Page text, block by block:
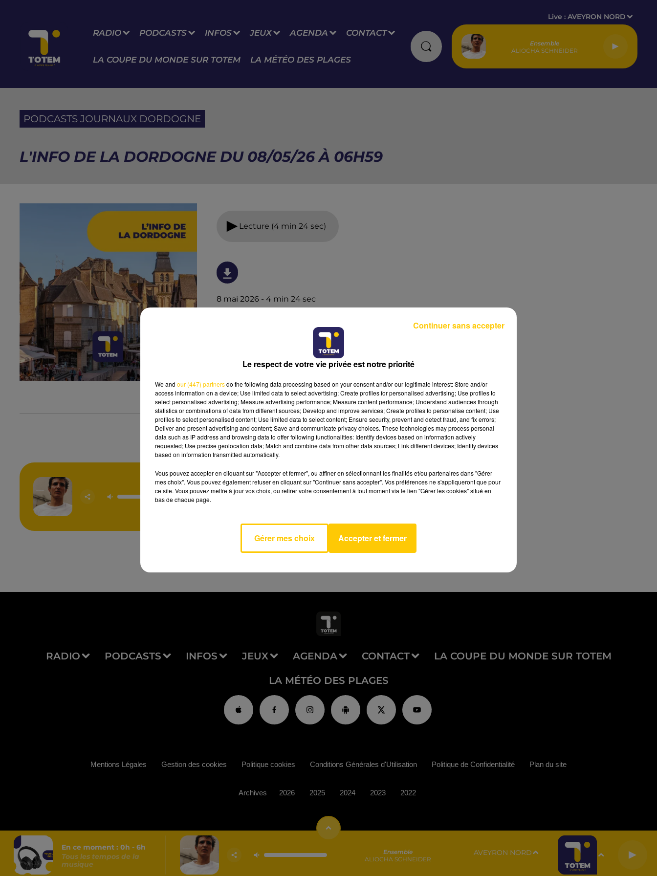
RADIO PODCASTS INFOS JEUX AGENDA CONTACT
LA COUPE DU MONDE SUR TOTEM LA MÉTÉO DES PLAGES
Live :AVEYRON NORD
Ensemble
ALIOCHA SCHNEIDER
PODCASTS JOURNAUX DORDOGNE
L'INFO DE LA DORDOGNE DU 08/05/26 À 06H59
Lecture (4 min 24 sec)
8 mai 2026 - 4 min 24 sec
Ecoutez sur Totem l'information à Tulle, Brive, dans le
Nord du Lot et le pays sarladais avec les reportages de
nos journalistes sur le terrain.
Ensemble
ALIOCHA
SCHNEIDER
AVEYRON NORD
RADIO PODCASTS INFOS JEUX AGENDA CONTACT LA COUPE DU MONDE SUR TOTEM
LA MÉTÉO DES PLAGES
En ce moment : 0h - 6h
Tous les tempos de la
musique
Ensemble
ALIOCHA SCHNEIDER
AVEYRON NORD
Mentions Légales Gestion des cookies Politique cookies Conditions Générales d'Utilisation Politique de Confidentialité Plan du site
Archives 2026 2025 2024 2023 2022
Le respect de votre vie privée est notre priorité
We and our (447) partnersdo the following data processing based on your consent and/or our legitimate interest: Store and/or
access information on a device; Use limited data to select advertising; Create profiles for personalised advertising; Use profiles to
select personalised advertising; Measure advertising performance; Measure content performance; Understand audiences through
statistics or combinations of data from different sources; Develop and improve services; Create profiles to personalise content; Use
profiles to select personalised content; Use limited data to select content; Ensure security, prevent and detect fraud, and fix errors;
Deliver and present advertising and content; Save and communicate privacy choices. These technologies may process personal
data such as IP address and browsing data to offer following functionalities: Identify devices based on information actively
requested; Use precise geolocation data; Match and combine data from other data sources; Link different devices; Identify devices
based on information transmitted automatically.
Vous pouvez accepter en cliquant sur "Accepter et fermer", ou affiner en sélectionnant les finalités et/ou partenaires dans "Gérer
mes choix". Vous pouvez également refuser en cliquant sur "Continuer sans accepter". Vos préférences ne s'appliqueront que pour
ce site. Vous pouvez mettre à jour vos choix, ou retirer votre consentement à tout moment via le lien "Gérer les cookies" situé en
bas de chaque page.
Gérer mes choix Accepter et fermer
Continuer sans accepter